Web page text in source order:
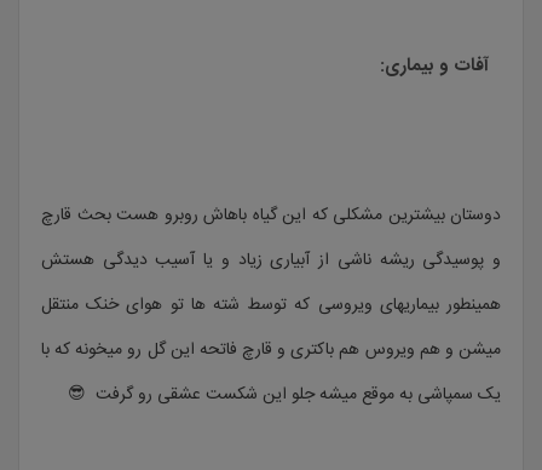
آفات و بیماری:
دوستان بیشترین مشکلی که این گیاه باهاش روبرو هست بحث قارچ
و پوسیدگی ریشه ناشی از آبیاری زیاد و یا آسیب دیدگی هستش
همینطور بیماریهای ویروسی که توسط شته ها تو هوای خنک منتقل
میشن و هم ویروس هم باکتری و قارچ فاتحه این گل رو میخونه که با
یک سمپاشی به موقع میشه جلو این شکست عشقی رو گرفت 😎